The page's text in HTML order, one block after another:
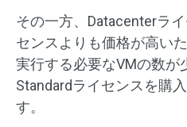
その一方、Datacenterラ
センスよりも価格が高い
実行する必要なVMの数が
Standardライセンスを購
す。